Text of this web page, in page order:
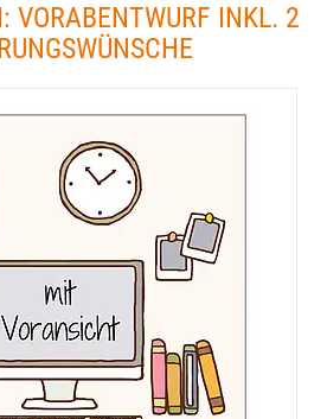
VORABENTWURF INKL. 2